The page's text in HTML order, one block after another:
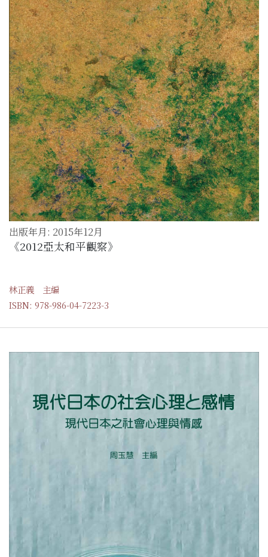
出版年月: 2015年12月
《2012亞太和平觀察》
林正義 主編
ISBN: 978-986-04-7223-3